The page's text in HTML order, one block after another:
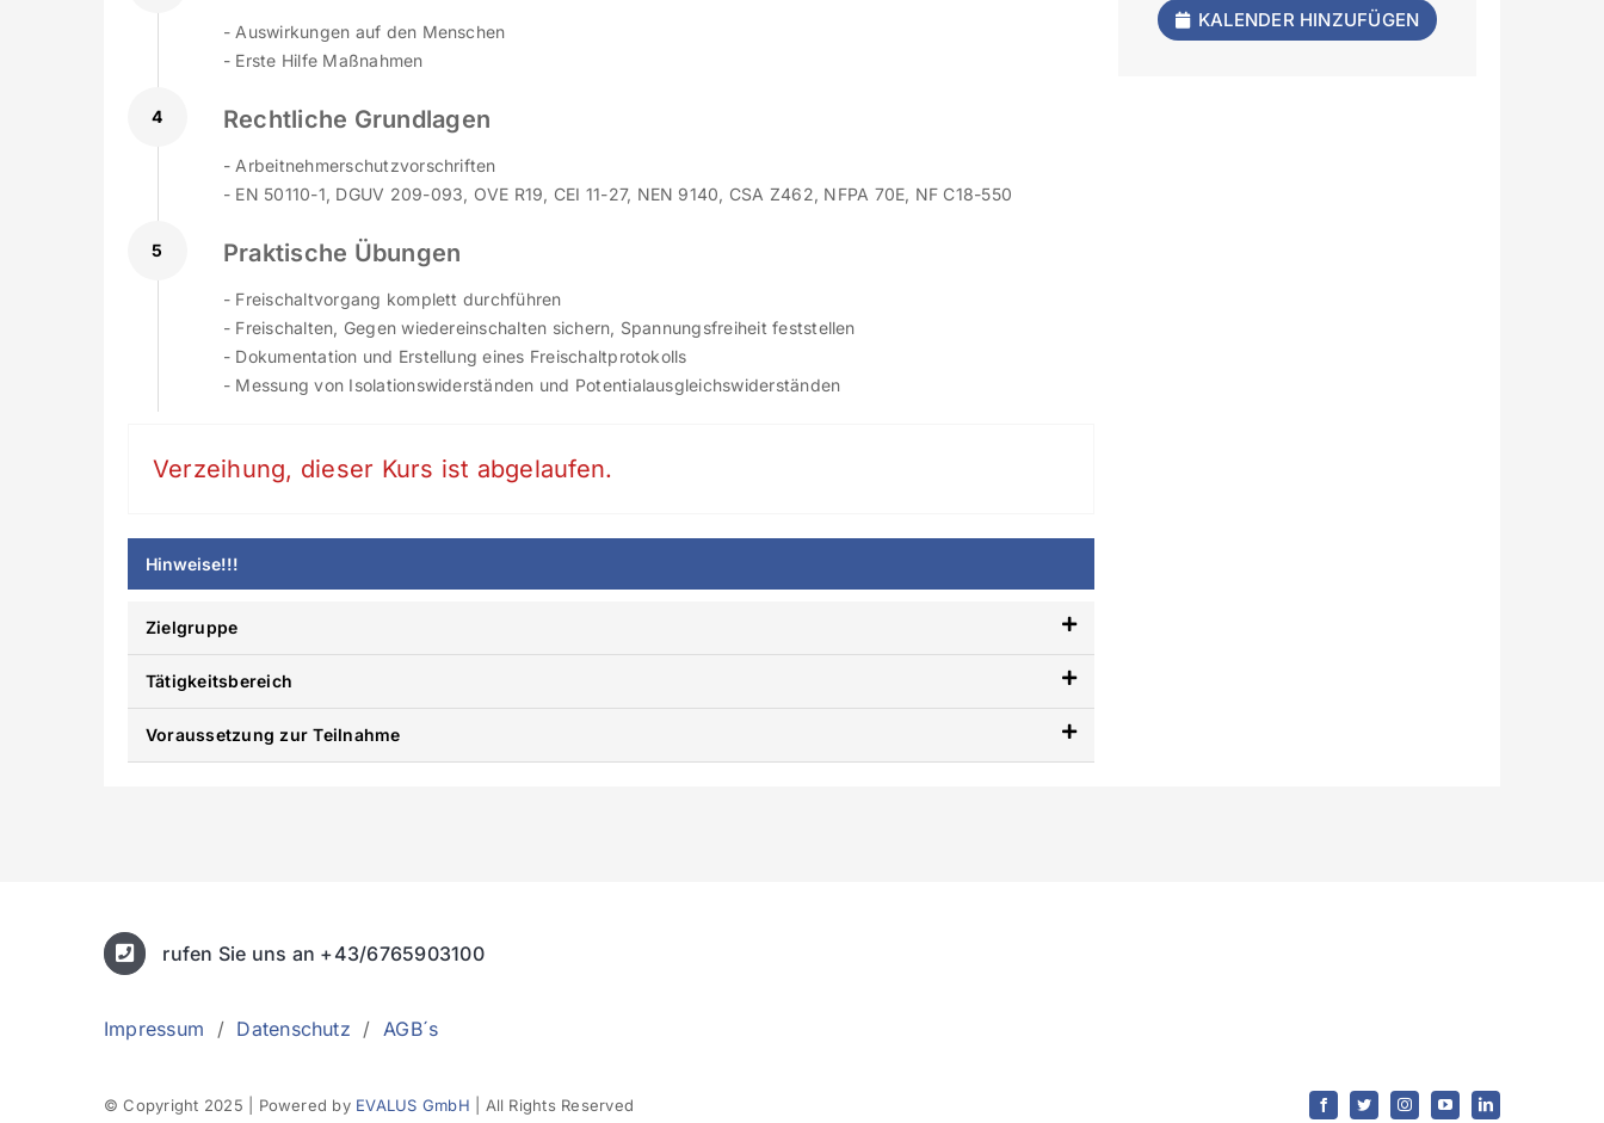
- Auswirkungen auf den Menschen
- Erste Hilfe Maßnahmen
4 Rechtliche Grundlagen
- Arbeitnehmerschutzvorschriften
- EN 50110-1, DGUV 209-093, OVE R19, CEI 11-27, NEN 9140, CSA Z462, NFPA 70E, NF C18-550
5 Praktische Übungen
- Freischaltvorgang komplett durchführen
- Freischalten, Gegen wiedereinschalten sichern, Spannungsfreiheit feststellen
- Dokumentation und Erstellung eines Freischaltprotokolls
- Messung von Isolationswiderständen und Potentialausgleichswiderständen
Verzeihung, dieser Kurs ist abgelaufen.
Hinweise!!!
Zielgruppe
Tätigkeitsbereich
Voraussetzung zur Teilnahme
KALENDER HINZUFÜGEN
rufen Sie uns an +43/6765903100
Impressum / Datenschutz / AGB´s
© Copyright 2025 | Powered by EVALUS GmbH | All Rights Reserved